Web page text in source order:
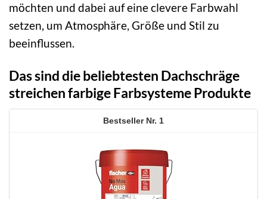
möchten und dabei auf eine clevere Farbwahl
setzen, um Atmosphäre, Größe und Stil zu
beeinflussen.
Das sind die beliebtesten Dachschräge
streichen farbige Farbsysteme Produkte
1